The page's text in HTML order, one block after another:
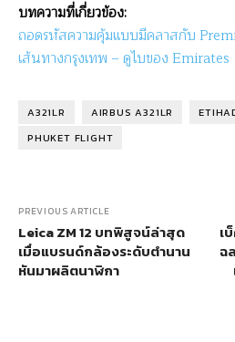
บทความที่เกี่ยวข้อง:
ถอดรหัสความคุ้มแบบมีคลาสกับ
เส้นทางกรุงเทพ – ดูไบของ Emirates
A321LR AIRBUS A321LR
PHUKET FLIGHT
PREVIOUS ARTICLE
Leica ZM 12 บทพิสูจน์ล่าสุด
เมื่อแบรนด์กล้องระดับตำนาน
หันมาผลิตนาฬิกา
เ
ฉ